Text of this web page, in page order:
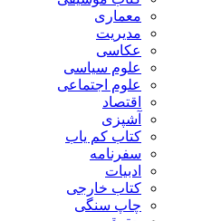
معماری
مدیریت
عکاسی
علوم سیاسی
علوم اجتماعی
اقتصاد
آشپزی
کتاب کم یاب
سفرنامه
ادبیات
کتاب خارجی
چاپ سنگی